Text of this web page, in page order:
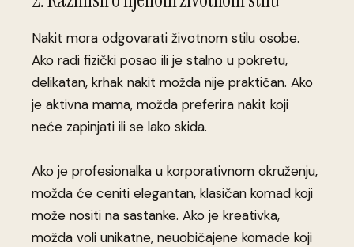
Nakit mora odgovarati životnom stilu osobe.
Ako radi fizički posao ili je stalno u pokretu,
delikatan, krhak nakit možda nije praktičan. Ako
je aktivna mama, možda preferira nakit koji
neće zapinjati ili se lako skida.
Ako je profesionalka u korporativnom okruženju,
možda će ceniti elegantan, klasičan komad koji
može nositi na sastanke. Ako je kreativka,
možda voli unikatne, neuobičajene komade koji